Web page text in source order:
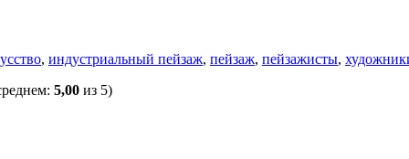
, индустриальный пейзаж, пейзаж, пейзажисты,
5,00 из 5)